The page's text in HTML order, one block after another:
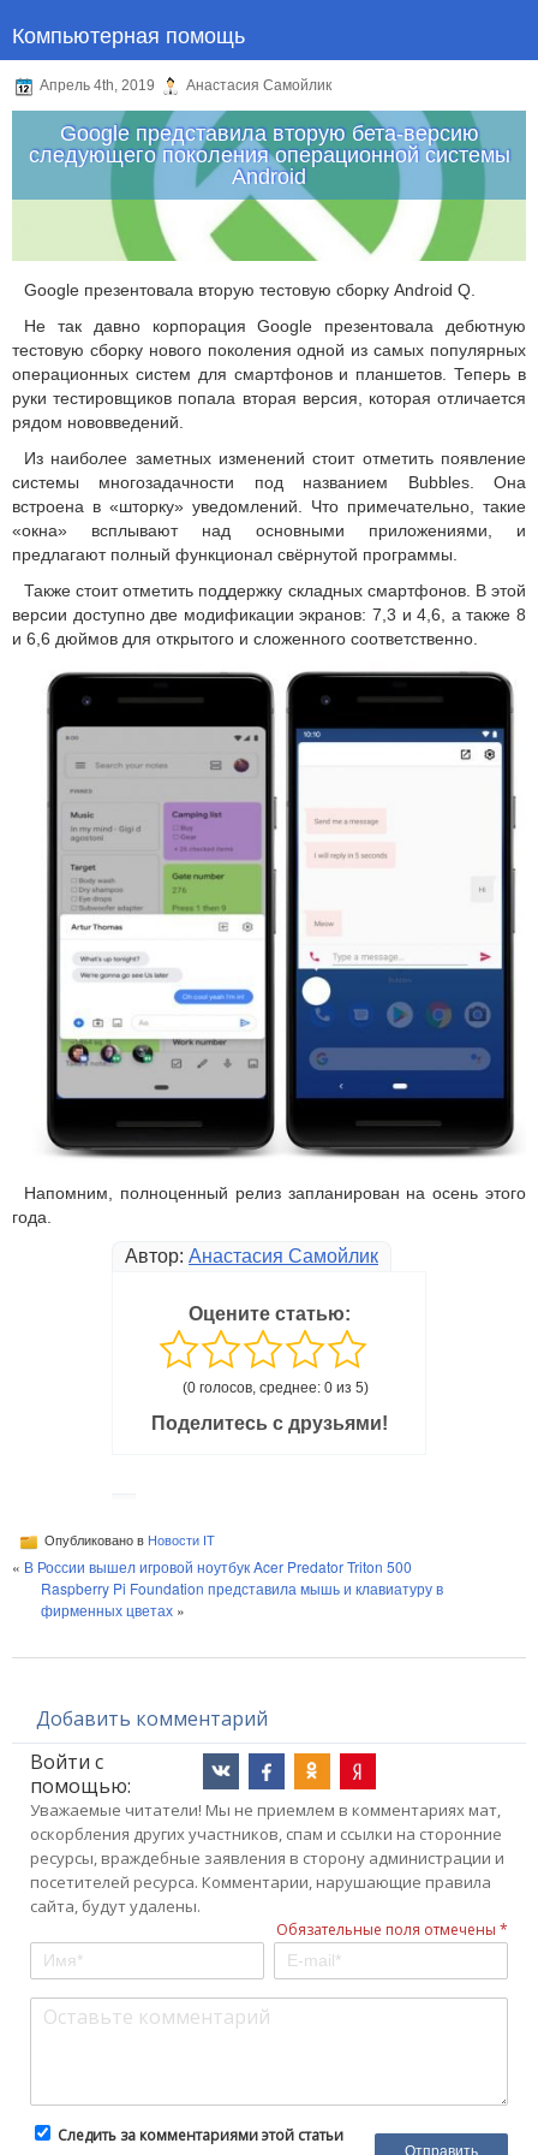
Компьютерная помощь
Апрель 4th, 2019 Анастасия Самойлик
Google представила вторую бета-версию
следующего поколения операционной системы
Android
Google презентовала вторую тестовую сборку Android Q.
Не так давно корпорация Google презентовала дебютную
тестовую сборку нового поколения одной из самых популярных
операционных систем для смартфонов и планшетов. Теперь в
руки тестировщиков попала вторая версия, которая отличается
рядом нововведений.
Из наиболее заметных изменений стоит отметить появление
системы многозадачности под названием Bubbles. Она
встроена в «шторку» уведомлений. Что примечательно, такие
«окна» всплывают над основными приложениями, и
предлагают полный функционал свёрнутой программы.
Также стоит отметить поддержку складных смартфонов. В этой
версии доступно две модификации экранов: 7,3 и 4,6, а также 8
и 6,6 дюймов для открытого и сложенного соответственно.
Напомним, полноценный релиз запланирован на осень этого
года.
Автор: Анастасия Самойлик
Оцените статью:
(0 голосов, среднее: 0 из 5)
Поделитесь с друзьями!
Опубликовано в Новости IT
« В России вышел игровой ноутбук Acer Predator Triton 500
Raspberry Pi Foundation представила мышь и клавиатуру в
фирменных цветах »
Добавить комментарий
Войти с
помощью:
Уважаемые читатели! Мы не приемлем в комментариях мат,
оскорбления других участников, спам и ссылки на сторонние
ресурсы, враждебные заявления в сторону администрации и
посетителей ресурса. Комментарии, нарушающие правила
сайта, будут удалены.
Обязательные поля отмечены *
Следить за комментариями этой статьи